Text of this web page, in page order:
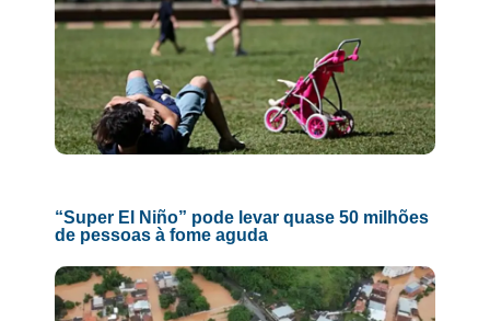
“Super El Niño” pode levar quase 50 milhões
de pessoas à fome aguda